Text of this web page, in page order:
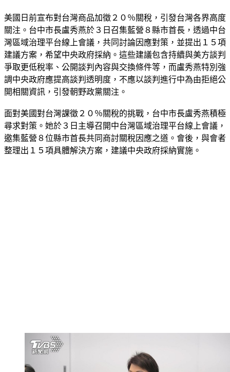
美國日前宣布對台灣商品加徵２０％關稅，引發台灣各界高度
關注。台中市長盧秀燕於３日召集藍營８縣市首長，透過中台
灣區域治理平台線上會議，共同討論因應對策，並提出１５項
建議方案，希望中央政府採納。這些建議包含持續與美方談判
爭取更低稅率、公開談判內容與交換條件等，而盧秀燕特別強
調中央政府應提高談判透明度，不應以談判進行中為由拒絕公
開相關資訊，引發朝野政黨關注。
面對美國對台灣課徵２０％關稅的挑戰，台中市長盧秀燕積極
尋求對策。她於３日主導召開中台灣區域治理平台線上會議，
邀集藍營８位縣市首長共同商討關稅因應之道。會後，與會者
整理出１５項具體解決方案，建議中央政府採納實施。